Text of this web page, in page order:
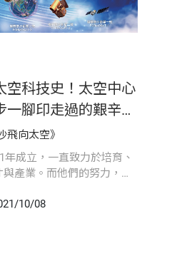
空科技史！太空中心
腳印走過的艱辛歷
飛向太空》
年成立，一直致力於培育、
產業。而他們的努力，也
10/08